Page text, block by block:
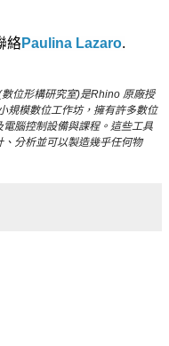
絡Paulina Lazaro.
數位形構研究室)是Rhino 原廠授
規模數位工作坊，擁有許多數位
腦控制設備與課程。這些工具
分析並可以製造幾乎任何物